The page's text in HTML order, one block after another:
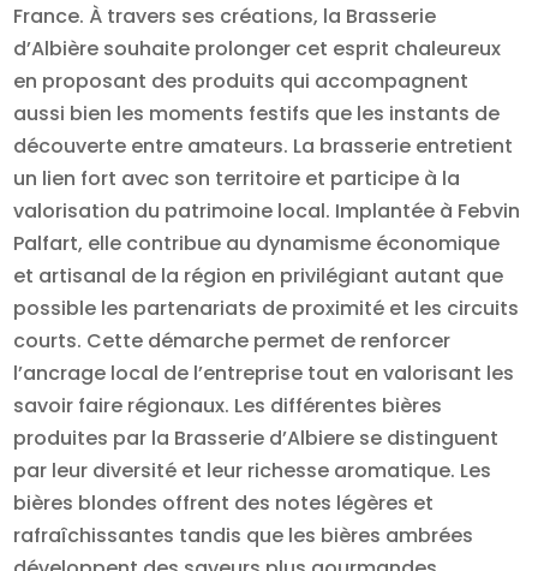
France. À travers ses créations, la Brasserie
d’Albière souhaite prolonger cet esprit chaleureux
en proposant des produits qui accompagnent
aussi bien les moments festifs que les instants de
découverte entre amateurs. La brasserie entretient
un lien fort avec son territoire et participe à la
valorisation du patrimoine local. Implantée à Febvin
Palfart, elle contribue au dynamisme économique
et artisanal de la région en privilégiant autant que
possible les partenariats de proximité et les circuits
courts. Cette démarche permet de renforcer
l’ancrage local de l’entreprise tout en valorisant les
savoir faire régionaux. Les différentes bières
produites par la Brasserie d’Albiere se distinguent
par leur diversité et leur richesse aromatique. Les
bières blondes offrent des notes légères et
rafraîchissantes tandis que les bières ambrées